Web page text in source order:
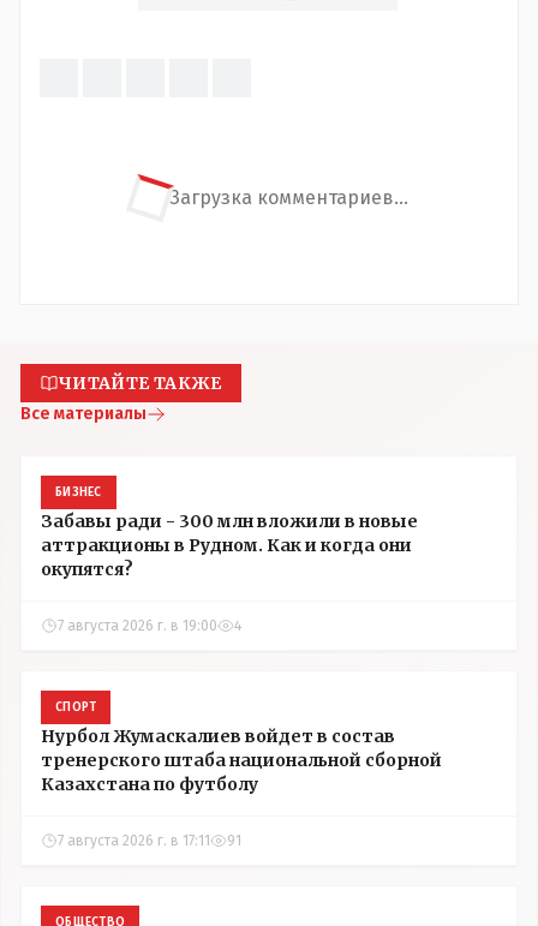
Загрузка комментариев...
ЧИТАЙТЕ ТАКЖЕ
Все материалы
БИЗНЕС
Забавы ради - 300 млн вложили в новые
аттракционы в Рудном. Как и когда они
окупятся?
7 августа 2026 г. в 19:00 4
СПОРТ
Нурбол Жумаскалиев войдет в состав
тренерского штаба национальной сборной
Казахстана по футболу
7 августа 2026 г. в 17:11 91
ОБЩЕСТВО